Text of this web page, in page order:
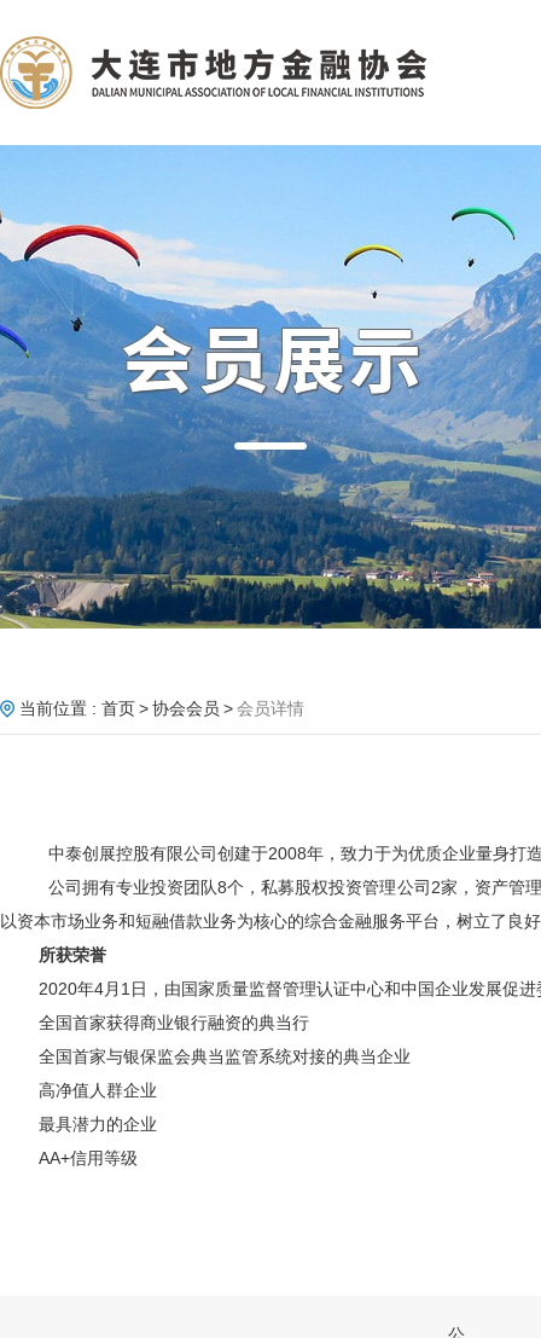
当前位置 : 首页 协会会员 会员详情
中泰创展控股有限公司创建于2008年，致力于为优质企业量身打
公司拥有专业投资团队8个，私募股权投资管理公司2家，资产管
以资本市场业务和短融借款业务为核心的综合金融服务平台，树立了
所获荣誉
2020年4月1日，由国家质量监督管理认证中心和中国企业发展促
全国首家获得商业银行融资的典当行
全国首家与银保监会典当监管系统对接的典当企业
高净值人群企业
最具潜力的企业
AA+信用等级